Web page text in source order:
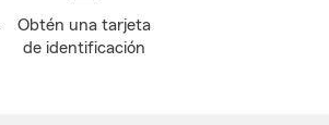
Obtén una tarjeta
de identificación